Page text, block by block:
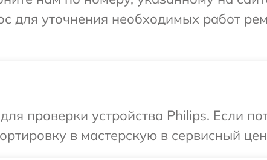
для уточнения необходимых работ
проверки устройства Philips. Если
в мастерскую в сервисный